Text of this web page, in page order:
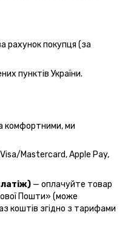
рахунок покупця (за
пунктів України.
комфортними, ми
Mastercard, Apple Pay,
— оплачуйте товар
Пошти» (може
коштів згідно з тарифами